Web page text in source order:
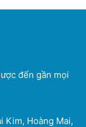
đến gần mọi
Kim, Hoàng Mai,